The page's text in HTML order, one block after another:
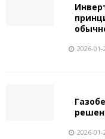
2026-01-
2026-01-